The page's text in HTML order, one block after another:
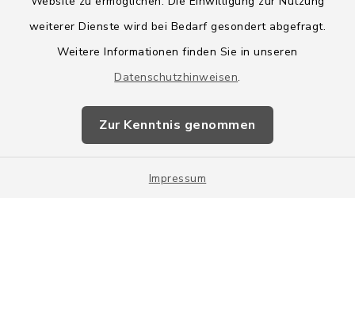
weiterer Dienste wird bei Bedarf gesondert abgefragt.
Weitere Informationen finden Sie in unseren
Datenschutzhinweisen.
Zur Kenntnis genommen
Impressum
Barrierefreiheit
Impressum
Sitemap